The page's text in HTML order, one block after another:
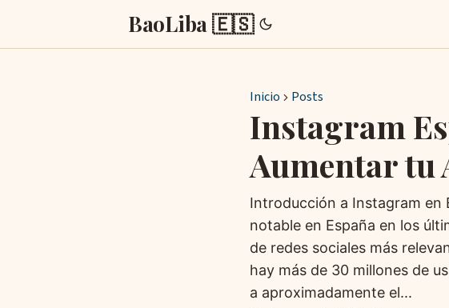
BaoLiba 🇪🇸
Inicio Posts
Instagram
Aumentar tu
Introducción a Instagram en
notable en España en los
de redes sociales más
hay más de 30 millones de
a aproximadamente el...